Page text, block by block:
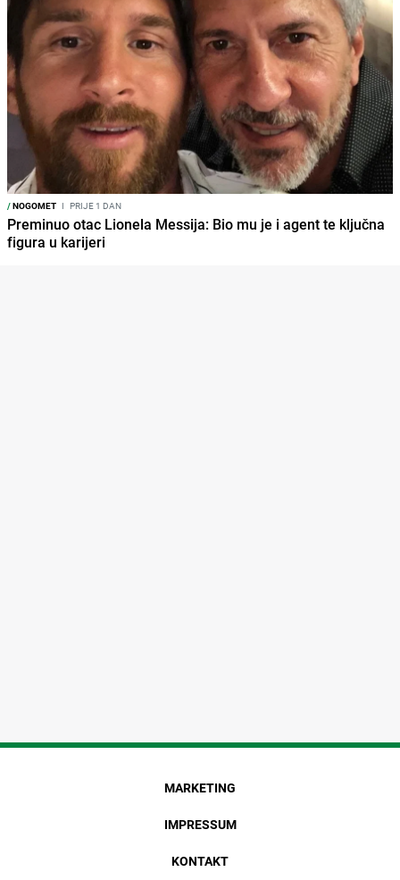
/NOGOMET I PRIJE 1 DAN
Preminuo otac Lionela Messija: Bio mu je i agent te ključna
figura u karijeri
MARKETING
IMPRESSUM
KONTAKT